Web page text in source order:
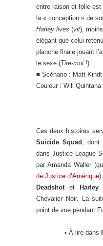
entre raison et folie
la « conception » de
Harley lives (vit),
élégant que celui
planche finale jouant
le sexe (Tire-moi !).
■ Scénario : Matt
Couleur : Will Quintana
Ces deux histoires
Suicide Squad , dont
dans Justice League
par Amanda Waller
de Justice d’Amérique)
Deadshotet Harley
Chevalier Noir. La
point de vue pendant
• À lire dans